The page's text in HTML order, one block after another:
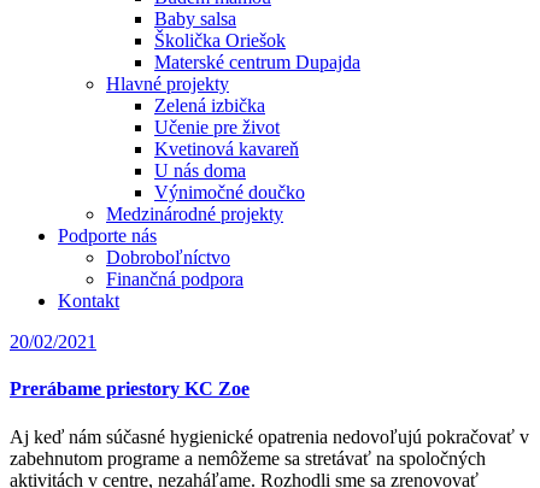
Baby salsa
Školička Oriešok
Materské centrum Dupajda
Hlavné projekty
Zelená izbička
Učenie pre život
Kvetinová kavareň
U nás doma
Výnimočné doučko
Medzinárodné projekty
Podporte nás
Dobroboľníctvo
Finančná podpora
Kontakt
20/02/2021
Prerábame priestory KC Zoe
Aj keď nám súčasné hygienické opatrenia nedovoľujú pokračovať v
zabehnutom programe a nemôžeme sa stretávať na spoločných
aktivitách v centre, nezaháľame. Rozhodli sme sa zrenovovať